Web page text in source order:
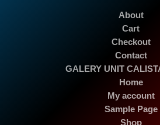
About
Cart
Checkout
Contact
GALERY UNIT
Home
My account
Sample Page
Shop